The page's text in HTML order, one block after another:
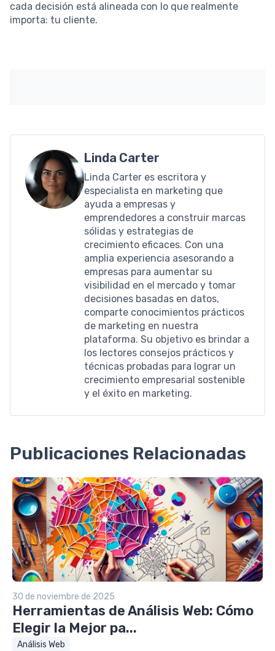
cada decisión está alineada con lo que realmente
importa: tu cliente.
Linda Carter
Linda Carter es escritora y
especialista en marketing que
ayuda a empresas y
emprendedores a construir marcas
sólidas y estrategias de
crecimiento eficaces. Con una
amplia experiencia asesorando a
empresas para aumentar su
visibilidad en el mercado y tomar
decisiones basadas en datos,
comparte conocimientos prácticos
de marketing en nuestra
plataforma. Su objetivo es brindar a
los lectores consejos prácticos y
técnicas probadas para lograr un
crecimiento empresarial sostenible
y el éxito en marketing.
Publicaciones Relacionadas
30 de noviembre de 2025
Herramientas de Análisis Web: Cómo
Elegir la Mejor pa...
Análisis Web